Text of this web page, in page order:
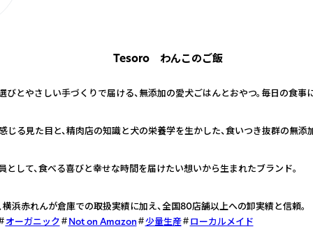
秒温めるだけ。注文後すぐに対応しやすく、ロスが出
レンガ倉庫での大型イベントでも採用・完売実績があり、
Tesoro わんこのご飯
とやさしい手づくりで届ける、無添加の愛犬ごはんとおやつ。毎日の食事
じる見た目と、精肉店の知識と犬の栄養学を生かした、食いつき抜群の無添
して、食べる喜びと幸せな時間を届けたい想いから生まれたブランド。
横浜赤れんが倉庫での取扱実績に加え、全国80店舗以上への卸実績と信頼。
オーガニック
Not on Amazon 少量生産 ローカルメイド